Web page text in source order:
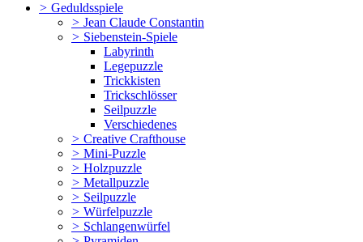
> Geduldsspiele
> Jean Claude Constantin
> Siebenstein-Spiele
Labyrinth
Legepuzzle
Trickkisten
Trickschlösser
Seilpuzzle
Verschiedenes
> Creative Crafthouse
> Mini-Puzzle
> Holzpuzzle
> Metallpuzzle
> Seilpuzzle
> Würfelpuzzle
> Schlangenwürfel